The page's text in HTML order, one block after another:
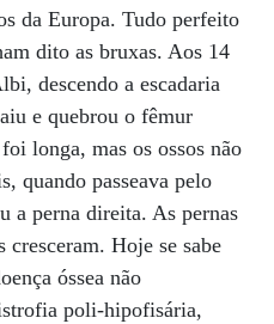
da Europa. Tudo perfeito
dito as bruxas. Aos 14
descendo a escadaria
e quebrou o fêmur
longa, mas os ossos não
quando passeava pelo
a perna direita. As pernas
cresceram. Hoje se sabe
óssea não
poli-hipofisária,